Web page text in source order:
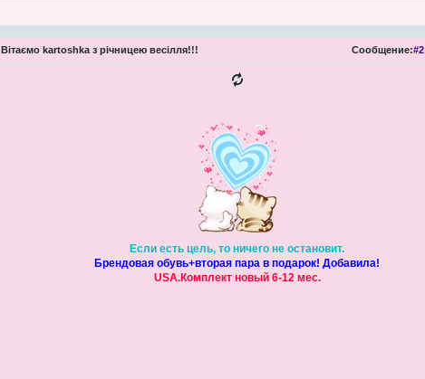
Вітаємо kartoshka з річницею весілля!!! Сообщение:#2
Если есть цель, то ничего не остановит.
Брендовая обувь+вторая пара в подарок! Добавила!
USA.Комплект новый 6-12 мес.